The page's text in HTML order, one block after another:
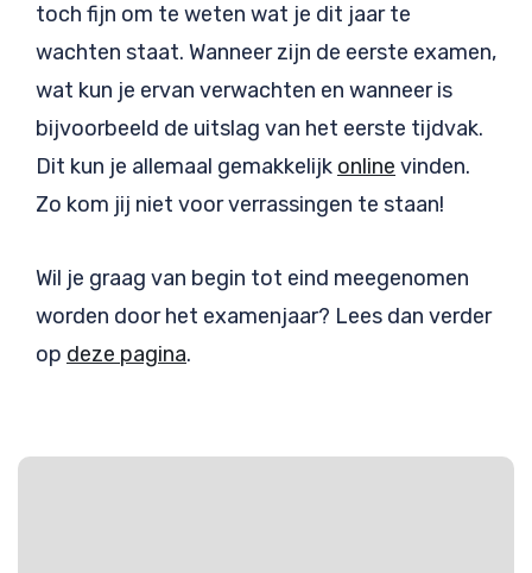
toch fijn om te weten wat je dit jaar te
wachten staat. Wanneer zijn de eerste examen,
wat kun je ervan verwachten en wanneer is
bijvoorbeeld de uitslag van het eerste tijdvak.
Dit kun je allemaal gemakkelijk online vinden.
Zo kom jij niet voor verrassingen te staan!
Wil je graag van begin tot eind meegenomen
worden door het examenjaar? Lees dan verder
op deze pagina.